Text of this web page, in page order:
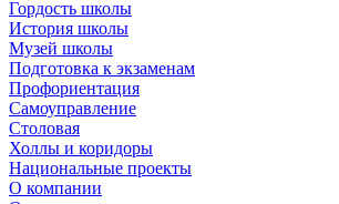
Гордость школы
История школы
Музей школы
Подготовка к экзаменам
Профориентация
Самоуправление
Столовая
Холлы и коридоры
Национальные проекты
О компании